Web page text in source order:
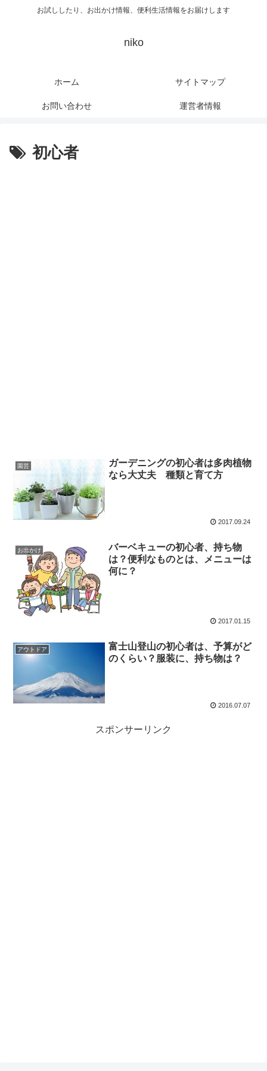
お試ししたり、お出かけ情報、便利生活情報をお届けします
niko
ホーム サイトマップ
お問い合わせ 運営者情報
初心者
園芸
ガーデニングの初心者は多肉植物
なら大丈夫 種類と育て方
2017.09.24
お出かけ
バーベキューの初心者、持ち物
は？便利なものとは、メニューは
何に？
2017.01.15
アウトドア
富士山登山の初心者は、予算がど
のくらい？服装に、持ち物は？
2016.07.07
スポンサーリンク